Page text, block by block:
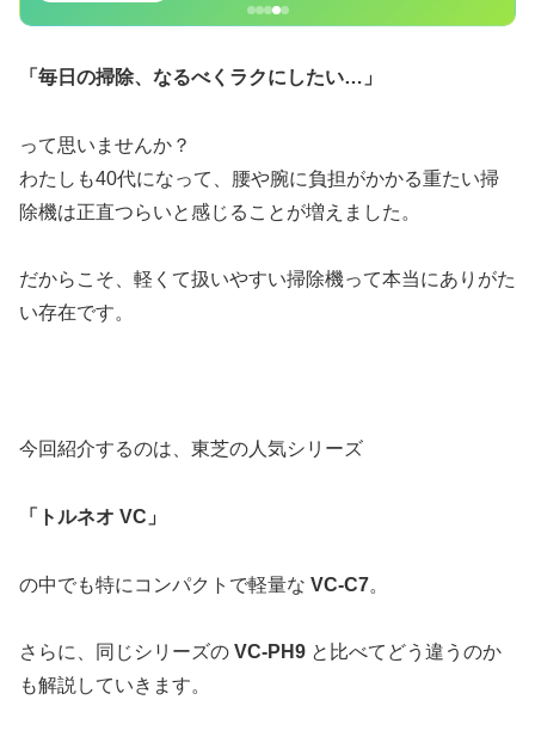
「毎日の掃除、なるべくラクにしたい…」
って思いませんか？
わたしも40代になって、腰や腕に負担がかかる重たい掃
除機は正直つらいと感じることが増えました。
だからこそ、軽くて扱いやすい掃除機って本当にありがた
い存在です。
今回紹介するのは、東芝の人気シリーズ
「トルネオ VC」
の中でも特にコンパクトで軽量な VC-C7。
さらに、同じシリーズの VC-PH9 と比べてどう違うのか
も解説していきます。